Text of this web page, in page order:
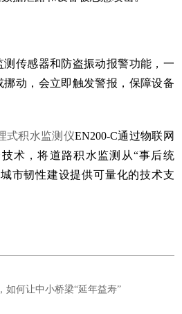
传感器和防盗振动报警功能，一
挪动，会立即触发警报，保障设备
式积水监测仪EN200-C通过物联网
术，将道路积水监测从“事后统
市韧性建设提供可量化的技术支
如何让中小桥梁“延年益寿”